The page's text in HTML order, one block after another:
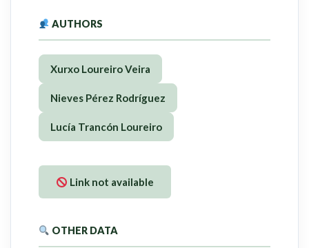
AUTHORS
Xurxo Loureiro Veira
Nieves Pérez Rodríguez
Lucía Trancón Loureiro
Link not available
OTHER DATA